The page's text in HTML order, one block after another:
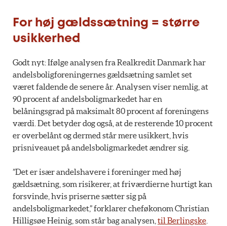
For høj gældssætning = større
usikkerhed
Godt nyt: Ifølge analysen fra Realkredit Danmark har
andelsboligforeningernes gældsætning samlet set
været faldende de senere år. Analysen viser nemlig, at
90 procent af andelsboligmarkedet har en
belåningsgrad på maksimalt 80 procent af foreningens
værdi. Det betyder dog også, at de resterende 10 procent
er overbelånt og dermed står mere usikkert, hvis
prisniveauet på andelsboligmarkedet ændrer sig.
”Det er især andelshavere i foreninger med høj
gældsætning, som risikerer, at friværdierne hurtigt kan
forsvinde, hvis priserne sætter sig på
andelsboligmarkedet,” forklarer cheføkonom Christian
Hilligsøe Heinig, som står bag analysen, til Berlingske